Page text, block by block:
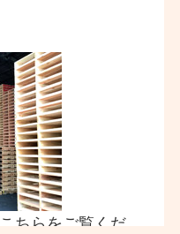
ちらをご覧くだ